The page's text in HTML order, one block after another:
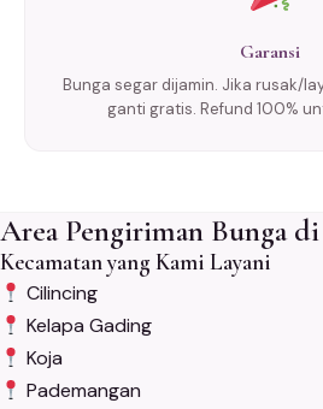
Garansi
Bunga segar dijamin. Jika rusak/
ganti gratis. Refund 100%
Area Pengiriman Bunga
Kecamatan yang Kami Layani
Cilincing
Kelapa Gading
Koja
Pademangan